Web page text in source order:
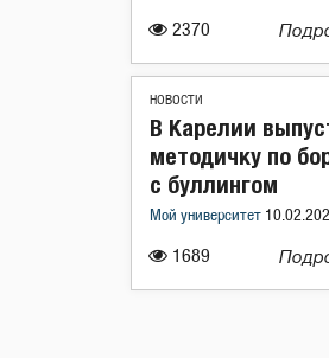
2370
НОВОСТИ
1689
В Карелии
методичку по
с буллингом
Мой университет